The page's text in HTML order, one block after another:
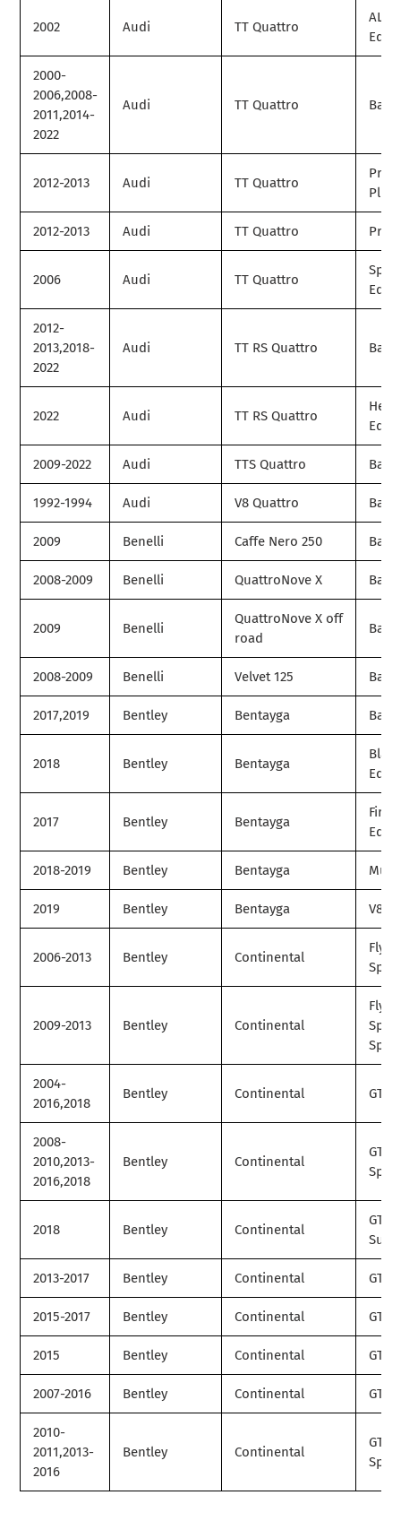
2002 Audi TT Quattro
ALMS
2000-
2006,2008-
2011,2014-
2022
Audi TT Quattro Base
2012-2013 Audi TT Quattro
Plus
2012-2013 Audi TT Quattro
2006 Audi TT Quattro
2012-
2013,2018-
2022
Audi TT RS Quattro Base
2022 Audi TT RS Quattro
2009-2022 Audi TTS Quattro Base
1992-1994 Audi V8 Quattro Base
2009 Benelli Caffe Nero 250 Base
2008-2009 Benelli QuattroNove X Base
2009 Benelli
QuattroNove X off
road
Base
2008-2009 Benelli Velvet 125 Base
2017,2019 Bentley Bentayga Base
2018 Bentley Bentayga
Black
2017 Bentley Bentayga
First
2018-2019 Bentley Bentayga
2019 Bentley Bentayga V8
2006-2013 Bentley Continental
Spur
2009-2013 Bentley Continental
Spur
2004-
2016,2018
Bentley Continental GT
2008-
2010,2013-
2016,2018
Bentley Continental
GT
2018 Bentley Continental
GT
2013-2017 Bentley Continental GT V8
2015-2017 Bentley Continental GT
2015 Bentley Continental GT3-
2007-2016 Bentley Continental GTC
2010-
2011,2013-
2016
Bentley Continental
GTC